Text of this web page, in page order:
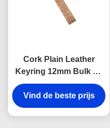
Cork Plain Leather
Keyring 12mm Bulk de
Herinnering van
Leerkeychains
Reclamegift
Vind de beste prijs